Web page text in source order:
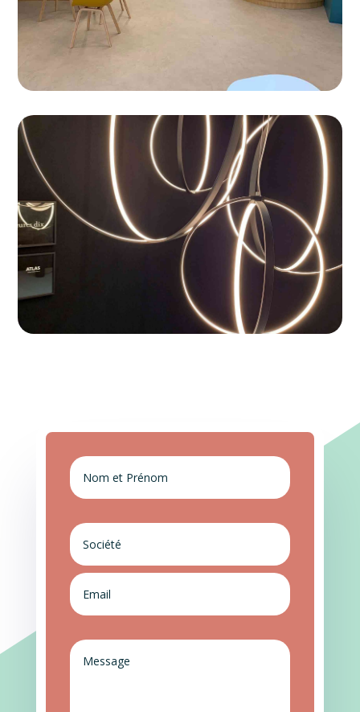
Projet Dix Heures Dix seconde partie
La suite de notre projet de luminaires décoratifs Dix
Heures Dix